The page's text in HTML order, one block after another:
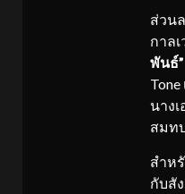
ส่วน
กาล
พันธ์”
นาง
สมท
สำห
กับสั